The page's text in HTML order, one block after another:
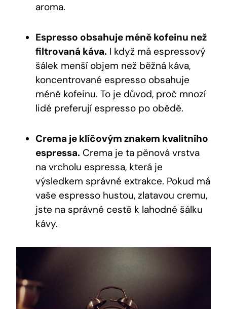
aroma.
Espresso obsahuje méně kofeinu než
filtrovaná káva. I když má espressový
šálek menší objem než běžná káva,
koncentrované espresso obsahuje
méně kofeinu. To je důvod, proč mnozí
lidé preferují espresso po obědě.
Crema je klíčovým znakem kvalitního
espressa. Crema je ta pěnová vrstva
na vrcholu espressa, která je
výsledkem správné extrakce. Pokud má
vaše espresso hustou, zlatavou cremu,
jste na správné cestě k lahodné šálku
kávy.